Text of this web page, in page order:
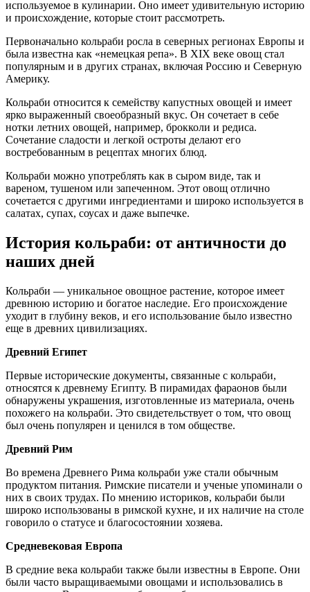
используемое в кулинарии. Оно имеет удивительную историю
и происхождение, которые стоит рассмотреть.
Первоначально кольраби росла в северных регионах Европы и
была известна как «немецкая репа». В XIX веке овощ стал
популярным и в других странах, включая Россию и Северную
Америку.
Кольраби относится к семейству капустных овощей и имеет
ярко выраженный своеобразный вкус. Он сочетает в себе
нотки летних овощей, например, брокколи и редиса.
Сочетание сладости и легкой остроты делают его
востребованным в рецептах многих блюд.
Кольраби можно употреблять как в сыром виде, так и
вареном, тушеном или запеченном. Этот овощ отлично
сочетается с другими ингредиентами и широко используется в
салатах, супах, соусах и даже выпечке.
История кольраби: от античности до
наших дней
Кольраби — уникальное овощное растение, которое имеет
древнюю историю и богатое наследие. Его происхождение
уходит в глубину веков, и его использование было известно
еще в древних цивилизациях.
Древний Египет
Первые исторические документы, связанные с кольраби,
относятся к древнему Египту. В пирамидах фараонов были
обнаружены украшения, изготовленные из материала, очень
похожего на кольраби. Это свидетельствует о том, что овощ
был очень популярен и ценился в том обществе.
Древний Рим
Во времена Древнего Рима кольраби уже стали обычным
продуктом питания. Римские писатели и ученые упоминали о
них в своих трудах. По мнению историков, кольраби были
широко использованы в римской кухне, и их наличие на столе
говорило о статусе и благосостоянии хозяева.
Средневековая Европа
В средние века кольраби также были известны в Европе. Они
были часто выращиваемыми овощами и использовались в